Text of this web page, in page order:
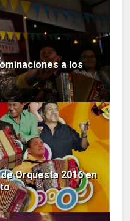
a los
Orquesta 2016 en